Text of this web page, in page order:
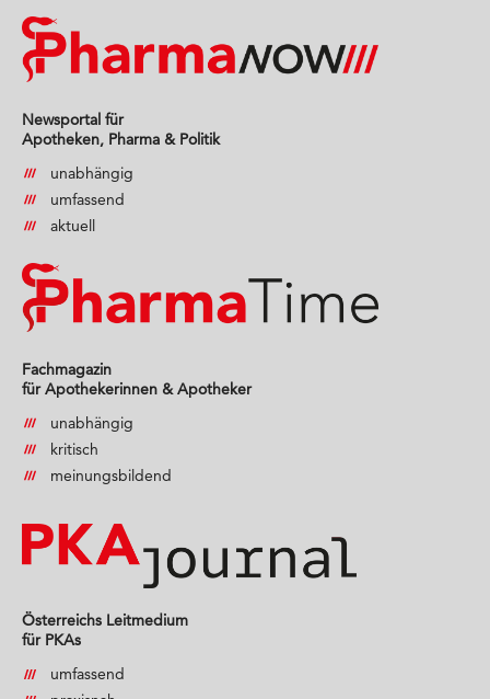
Newsportal für
Apotheken, Pharma & Politik
unabhängig
umfassend
aktuell
Fachmagazin
für Apothekerinnen & Apotheker
unabhängig
kritisch
meinungsbildend
Österreichs Leitmedium
für PKAs
umfassend